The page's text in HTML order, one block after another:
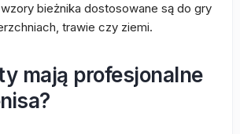
bieżnika dostosowane są do gry
trawie czy ziemi.
mają profesjonalne